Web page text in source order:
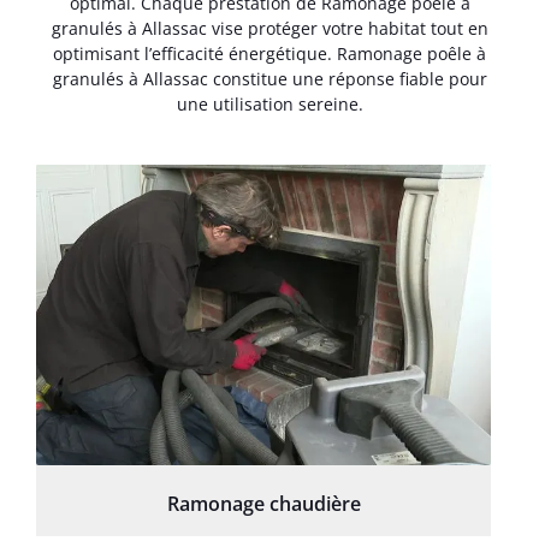
granulés à Allassac vise protéger votre habitat tout en
optimisant l’efficacité énergétique. Ramonage poêle à
granulés à Allassac constitue une réponse fiable pour
une utilisation sereine.
Ramonage chaudière